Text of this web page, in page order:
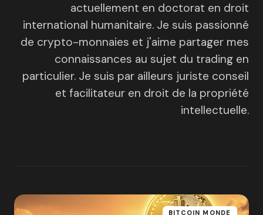
actuellement en doctorat en droit
international humanitaire. Je suis passionné
de crypto-monnaies et j'aime partager mes
connaissances au sujet du trading en
particulier. Je suis par ailleurs juriste conseil
et facilitateur en droit de la propriété
intellectuelle.
BITCOIN MONDE